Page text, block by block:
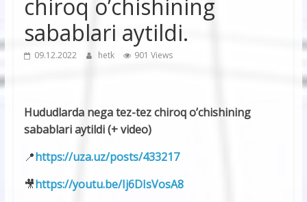
chiroq o’chishining
sabablari aytildi.
09.12.2022 hetk 901 Views
Hududlarda nega tez-tez chiroq o’chishining
sabablari aytildi (+ video)
📍https://uza.uz/posts/433217
🎥https://youtu.be/Ij6DIsVosA8